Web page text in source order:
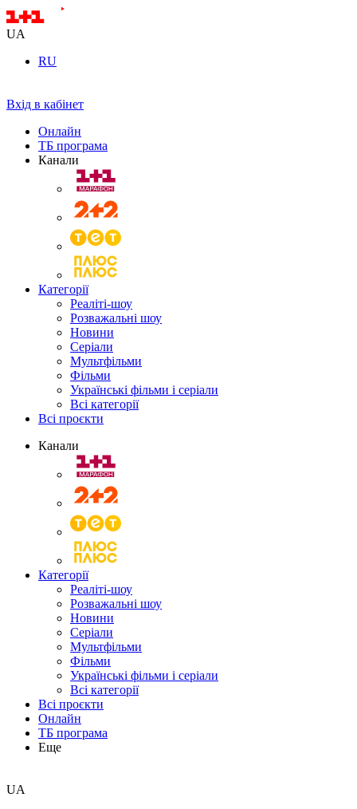
UA
RU
Вхід в кабінет
Онлайн
ТБ програма
Канали
Категорії
Реаліті-шоу
Розважальні шоу
Новини
Серіали
Мультфільми
Фільми
Українські фільми і серіали
Всі категорії
Всі проєкти
Канали
Категорії
Реаліті-шоу
Розважальні шоу
Новини
Серіали
Мультфільми
Фільми
Українські фільми і серіали
Всі категорії
Всі проєкти
Онлайн
ТБ програма
Еще
UA